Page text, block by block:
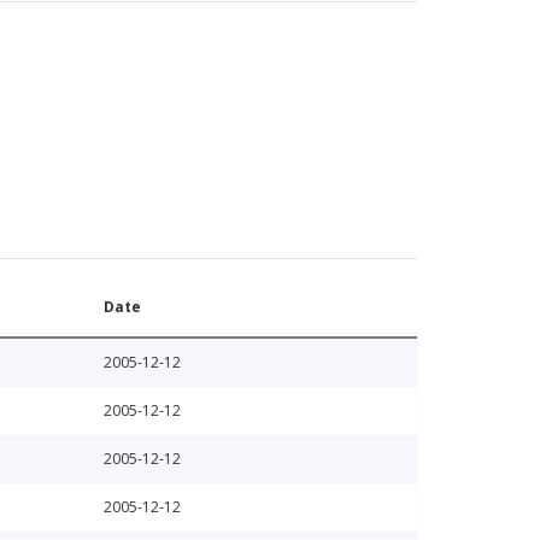
Date
2005-12-12
2005-12-12
2005-12-12
2005-12-12